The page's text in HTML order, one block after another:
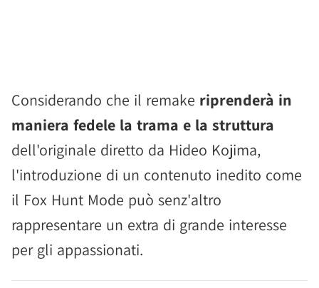
Considerando che il remake riprenderà in
maniera fedele la trama e la struttura
dell'originale diretto da Hideo Kojima,
l'introduzione di un contenuto inedito come
il Fox Hunt Mode può senz'altro
rappresentare un extra di grande interesse
per gli appassionati.